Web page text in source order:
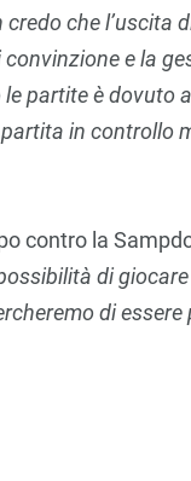
che l’uscita
e la
partite è dovuto
in controllo
contro la
di giocare
di essere